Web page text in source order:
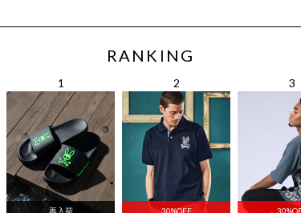
RANKING
再入荷 30%OFF